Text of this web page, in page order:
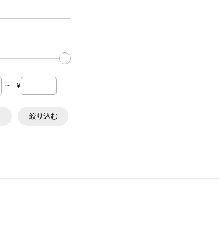
~ ¥
絞り込む